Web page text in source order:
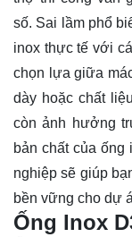
số. Sai lầm phổ
inox thực tế với
chọn lựa giữa
dày hoặc chất
còn ảnh hưởng
bản chất của ống
nghiệp sẽ giúp
bền vững cho dự
Ống Inox